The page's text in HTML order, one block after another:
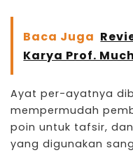
Baca Juga
Karya Prof.
Ayat per-ayatnya
mempermudah
poin untuk tafsir,
yang digunakan